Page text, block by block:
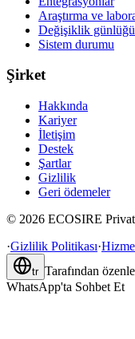
Araştırma ve
Değişiklik günlüğü
Sistem durumu
Şirket
Hakkında
Kariyer
İletişim
Destek
Şartlar
Gizlilik
Geri ödemeler
© 2026 ECOSIRE
·Gizlilik Politikası·
tr Tarafından özenle
WhatsApp'ta Sohbet Et